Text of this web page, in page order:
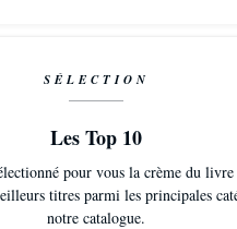
SÉLECTION
Les Top 10
pour vous la crème du
titres parmi les principales
notre catalogue.